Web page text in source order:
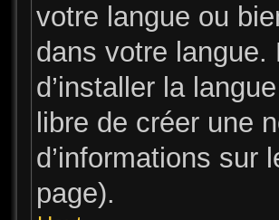
votre langue ou
dans votre langue.
d’installer la
libre de créer une
d’informations sur
page).